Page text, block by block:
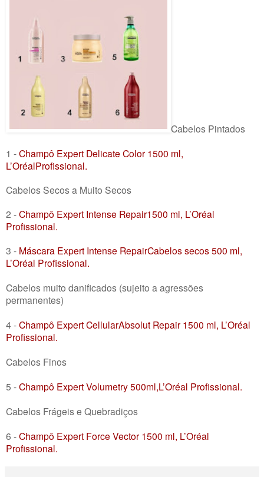
Cabelos Pintados
1 -Champô Expert Delicate Color 1500 ml,
L’OréalProfissional.
Cabelos Secos a Muito Secos
2 -Champô Expert Intense Repair1500 ml, L’Oréal
Profissional.
3 - Máscara Expert Intense RepairCabelos secos 500 ml,
L’Oréal Profissional.
Cabelos muito danificados (sujeito a agressões
permanentes)
4 -Champô Expert CellularAbsolut Repair 1500 ml, L’Oréal
Profissional.
Cabelos Finos
5 -Champô Expert Volumetry 500ml,L’Oréal Profissional.
Cabelos Frágeis e Quebradiços
6 -Champô Expert Force Vector 1500 ml, L’Oréal
Profissional.